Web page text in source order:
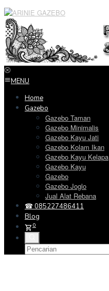
Loncat
ke
konten
MENU
Home
Gazebo
Gazebo Taman
Gazebo Minimalis
Gazebo Kayu Jati
Gazebo Kolam Ikan
Gazebo Kayu Kelapa
Gazebo Kayu
Gazebo
Gazebo Joglo
Jual Alat Rebana
☎ 085227486411
Blog
0